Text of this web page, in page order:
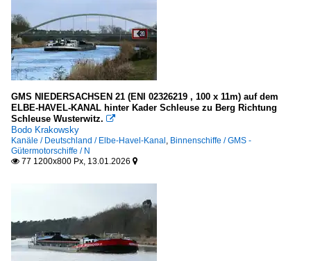
GMS NIEDERSACHSEN 21 (ENI 02326219 , 100 x 11m) auf dem
ELBE-HAVEL-KANAL hinter Kader Schleuse zu Berg Richtung
Schleuse Wusterwitz. 
Bodo Krakowsky
Kanäle / Deutschland / Elbe-Havel-Kanal Binnenschiffe / GMS -
Gütermotorschiffe / N
 77 1200x800 Px, 13.01.2026 